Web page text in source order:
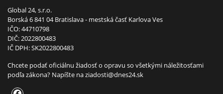
Global 24, s.r.o.
Borská 6 841 04 Bratislava - mestská časť Karlova Ves
IČO: 44710798
DIČ: 2022800483
IČ DPH: SK2022800483
Chcete podať oficiálnu žiadosť o opravu so všetkými náležitosťami
podľa zákona? Napíšte naziadosti@dnes24.sk